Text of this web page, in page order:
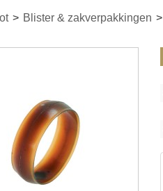
> Blister & zakverpakkingen >